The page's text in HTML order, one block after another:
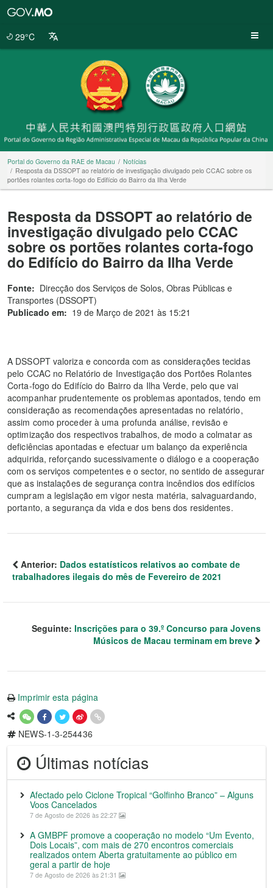
29°C
Portal do Governo da RAE de Macau
Notícias
Resposta da DSSOPT ao relatório de investigação divulgado pelo CCAC sobre os
portões rolantes corta-fogo do Edifício do Bairro da Ilha Verde
Resposta da DSSOPT ao relatório de
investigação divulgado pelo CCAC
sobre os portões rolantes corta-fogo
do Edifício do Bairro da Ilha Verde
Fonte: Direcção dos Serviços de Solos, Obras Públicas e
Transportes (DSSOPT)
Publicado em: 19 de Março de 2021 às 15:21
A DSSOPT valoriza e concorda com as considerações tecidas
pelo CCAC no Relatório de Investigação dos Portões Rolantes
Corta-fogo do Edifício do Bairro da Ilha Verde, pelo que vai
acompanhar prudentemente os problemas apontados, tendo em
consideração as recomendações apresentadas no relatório,
assim como proceder à uma profunda análise, revisão e
optimização dos respectivos trabalhos, de modo a colmatar as
deficiências apontadas e efectuar um balanço da experiência
adquirida, reforçando sucessivamente o diálogo e a cooperação
com os serviços competentes e o sector, no sentido de assegurar
que as instalações de segurança contra incêndios dos edifícios
cumpram a legislação em vigor nesta matéria, salvaguardando,
portanto, a segurança da vida e dos bens dos residentes.
Anterior: Dados estatísticos relativos ao combate de
trabalhadores ilegais do mês de Fevereiro de 2021
Seguinte: Inscrições para o 39.º Concurso para Jovens
Músicos de Macau terminam em breve
Imprimir esta página
NEWS-1-3-254436
Últimas notícias
Afectado pelo Ciclone Tropical “Golfinho Branco” – Alguns
Voos Cancelados
7 de Agosto de 2026 às 22:27
A GMBPF promove a cooperação no modelo “Um Evento,
Dois Locais”, com mais de 270 encontros comerciais
realizados ontem Aberta gratuitamente ao público em
geral a partir de hoje
7 de Agosto de 2026 às 21:31